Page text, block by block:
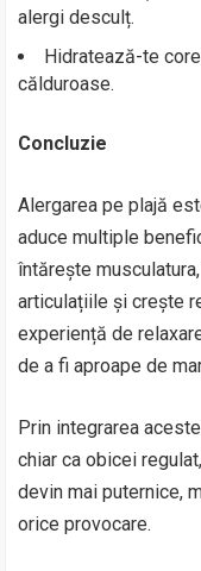
alergi desculț.
Hidratează-te
călduroase.
Concluzie
Alergarea pe plajă
aduce multiple
întărește
articulațiile și crește
experiență de
de a fi aproape de
Prin integrarea
chiar ca obicei
devin mai puternice,
orice provocare.